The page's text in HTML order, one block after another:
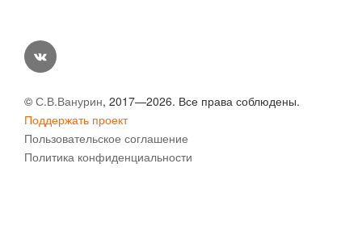
vk
© С.В.Ванурин, 2017—2026. Все права соблюдены.
Поддержать проект
Пользовательское соглашение
Политика конфиденциальности